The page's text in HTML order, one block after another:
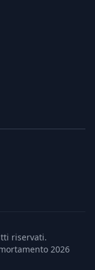
riservati.
2026